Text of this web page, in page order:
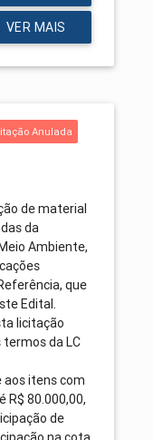
VER MAIS
Anulada
de material
da
Ambiente,
que
Edital.
licitação
da LC
aos itens com
R$ 80.000,00,
de